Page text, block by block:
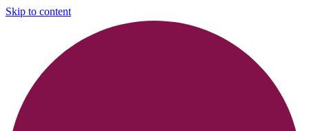
Skip to content